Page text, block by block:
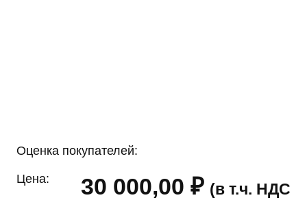
Оценка покупателей:
Цена: 30 000,00 ₽ (в т.ч. НДС